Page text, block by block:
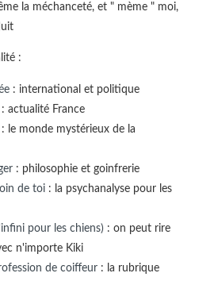
la méchanceté, et " mème " moi,
:
: international et politique
actualité France
le monde mystérieux de la
: philosophie et goinfrerie
de toi: la psychanalyse pour les
pour les chiens): on peut rire
n'importe Kiki
de coiffeur: la rubrique